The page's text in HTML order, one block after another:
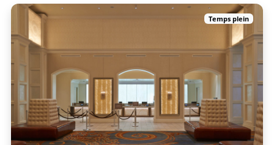
Temps plein